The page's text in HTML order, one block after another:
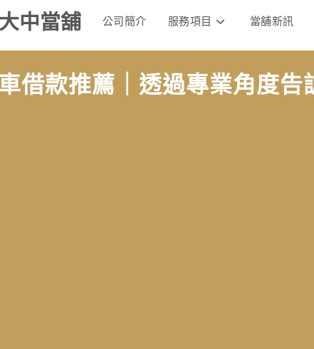
中當舖 公司簡介 服務項目 當舖新訊
借款推薦｜透過專業角度告